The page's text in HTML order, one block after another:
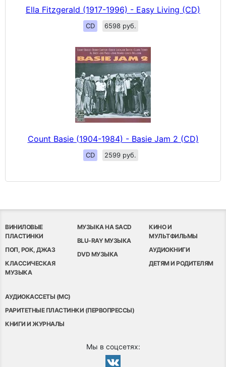
Ella Fitzgerald (1917-1996) - Easy Living (CD)
CD 6598 руб.
Count Basie (1904-1984) - Basie Jam 2 (CD)
CD 2599 руб.
ВИНИЛОВЫЕ
ПЛАСТИНКИ
ПОП, РОК, ДЖАЗ
КЛАССИЧЕСКАЯ
МУЗЫКА
МУЗЫКА НА SACD
BLU-RAY МУЗЫКА
DVD МУЗЫКА
КИНО И
МУЛЬТФИЛЬМЫ
АУДИОКНИГИ
ДЕТЯМ И РОДИТЕЛЯМ
АУДИОКАССЕТЫ (MC)
РАРИТЕТНЫЕ ПЛАСТИНКИ (ПЕРВОПРЕССЫ)
КНИГИ И ЖУРНАЛЫ
Мы в соцсетях: